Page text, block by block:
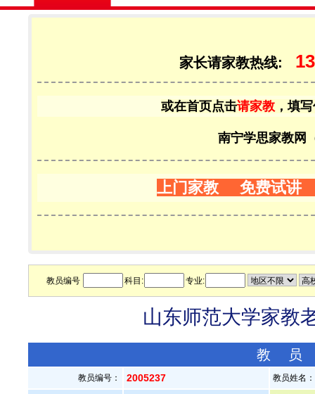
家长请家教热线:
或在首页点击请家教 ，填
南宁学思家教网
上门家教 免费试讲
教员编号 科目: 专业:
山东师范大学家教
教
教员编号： 2005237 教员姓名